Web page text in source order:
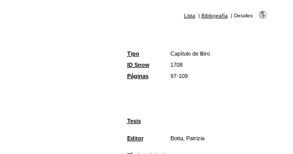
Lista | Bibliografía | Detalles
Tipo
Capítulo de libro
ID Snow
1708
Páginas
97-109
Tesis
Editor Botta, Patrizia